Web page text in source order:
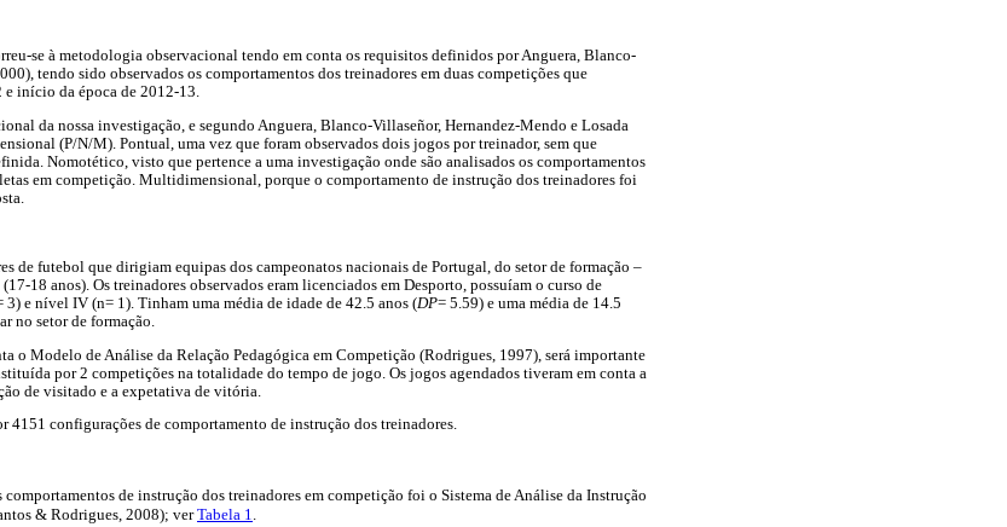
se à metodologia observacional tendo em conta os requisitos definidos por Anguera, Blanco-
tendo sido observados os comportamentos dos treinadores em duas competições que
e início da época de 2012-13.
da nossa investigação, e segundo Anguera, Blanco-Villaseñor, Hernandez-Mendo e Losada
(P/N/M). Pontual, uma vez que foram observados dois jogos por treinador, sem que
Nomotético, visto que pertence a uma investigação onde são analisados os comportamentos
em competição. Multidimensional, porque o comportamento de instrução dos treinadores foi
de futebol que dirigiam equipas dos campeonatos nacionais de Portugal, do setor de formação –
18 anos). Os treinadores observados eram licenciados em Desporto, possuíam o curso de
e nível IV (n= 1). Tinham uma média de idade de 42.5 anos (DP= 5.59) e uma média de 14.5
no setor de formação.
o Modelo de Análise da Relação Pedagógica em Competição (Rodrigues, 1997), será importante
por 2 competições na totalidade do tempo de jogo. Os jogos agendados tiveram em conta a
de visitado e a expetativa de vitória.
4151 configurações de comportamento de instrução dos treinadores.
de instrução dos treinadores em competição foi o Sistema de Análise da Instrução
& Rodrigues, 2008); verTabela 1